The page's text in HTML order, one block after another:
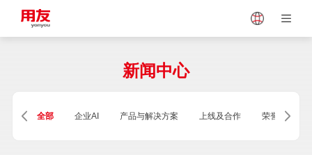
Vietnam
Singapore Malaysia
新闻中心
全部 企业AI 产品与解决方案 上线及合作 荣誉及资质